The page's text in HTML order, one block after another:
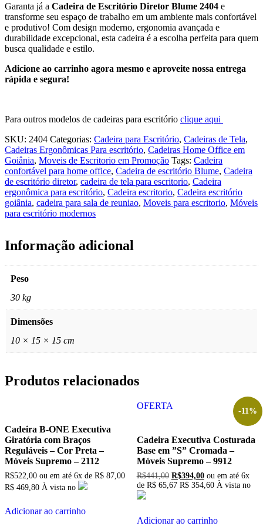
Garanta já a Cadeira de Escritório Diretor Blume 2404 e
transforme seu espaço de trabalho em um ambiente mais confortável
e produtivo! Com design moderno, ergonomia avançada e
durabilidade excepcional, esta cadeira é a escolha perfeita para quem
busca qualidade e estilo.
Adicione ao carrinho agora mesmo e aproveite nossa entrega
rápida e segura!
Para outros modelos de cadeiras para escritório clique aqui
SKU: 2404 Categorias: Cadeira para Escritório, Cadeiras de Tela,
Cadeiras Ergonômicas Para escritório, Cadeiras Home Office em
Goiânia, Moveis de Escritorio em Promoção Tags: Cadeira
confortável para home office, Cadeira de escritório Blume, Cadeira
de escritório diretor, cadeira de tela para escritorio, Cadeira
ergonômica para escritório, Cadeira escritorio, Cadeira escritório
goiânia, cadeira para sala de reuniao, Moveis para escritorio, Móveis
para escritório modernos
Informação adicional
Peso
30 kg
Dimensões
10 × 15 × 15 cm
Produtos relacionados
Cadeira B-ONE Executiva
Giratória com Braços
Reguláveis – Cor Preta –
Móveis Supremo – 2112
R$522,00 ou em até 6x de R$ 87,00
R$ 469,80 À vista no
Adicionar ao carrinho
-11%
OFERTA
Cadeira Executiva Costurada
Base em ”S” Cromada –
Móveis Supremo – 9912
R$441,00 O
preço
R$394,00O
preço
ou em até 6x
de R$ 65,67 R$ 354,60 À vista no
Adicionar ao carrinho